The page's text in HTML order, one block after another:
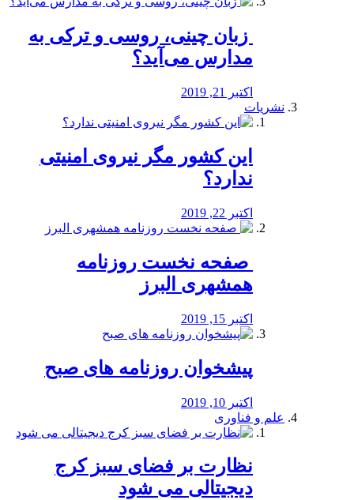
️ زبان چینی، روسی و ترکی به
مدارس می‌آید؟
اکتبر 21, 2019
نشریات
این کشور مگر نیروی امنیتی
ندارد؟
اکتبر 22, 2019
️ صفحه نخست روزنامه‌
همشهری البرز
اکتبر 15, 2019
پیشخوان روزنامه های صبح
اکتبر 10, 2019
علم و فناوری
نظارت بر فضای سبز کرج
دیجیتالی می شود